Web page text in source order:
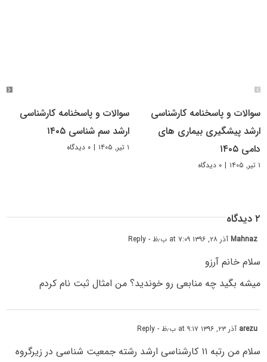
سوالات و پاسخنامه کارشناسی
ارشد پیشگیری بیماری های
دامی ۱۴۰۵
۱ تیر, ۱۴۰۵ | ۰ دیدگاه
سوالات و پاسخنامه کارشناسی
ارشد سم شناسی ۱۴۰۵
۱ تیر, ۱۴۰۵ | ۰ دیدگاه
۲ دیدگاه
Mahnazآذر ۲۸, ۱۳۹۶ at ۷:۰۹ ب٫ظ - Reply
سلام خانم آرزو
میشه بگید چه منابعی رو خوندید؟ من امثال ثبت نام کردم
arezu آذر ۲۳, ۱۳۹۶ at ۹:۱۷ ب٫ظ - Reply
سلام من رتبه ۱۱ کارشناسی ارشد رشته جمعیت شناسی در زیرگروه